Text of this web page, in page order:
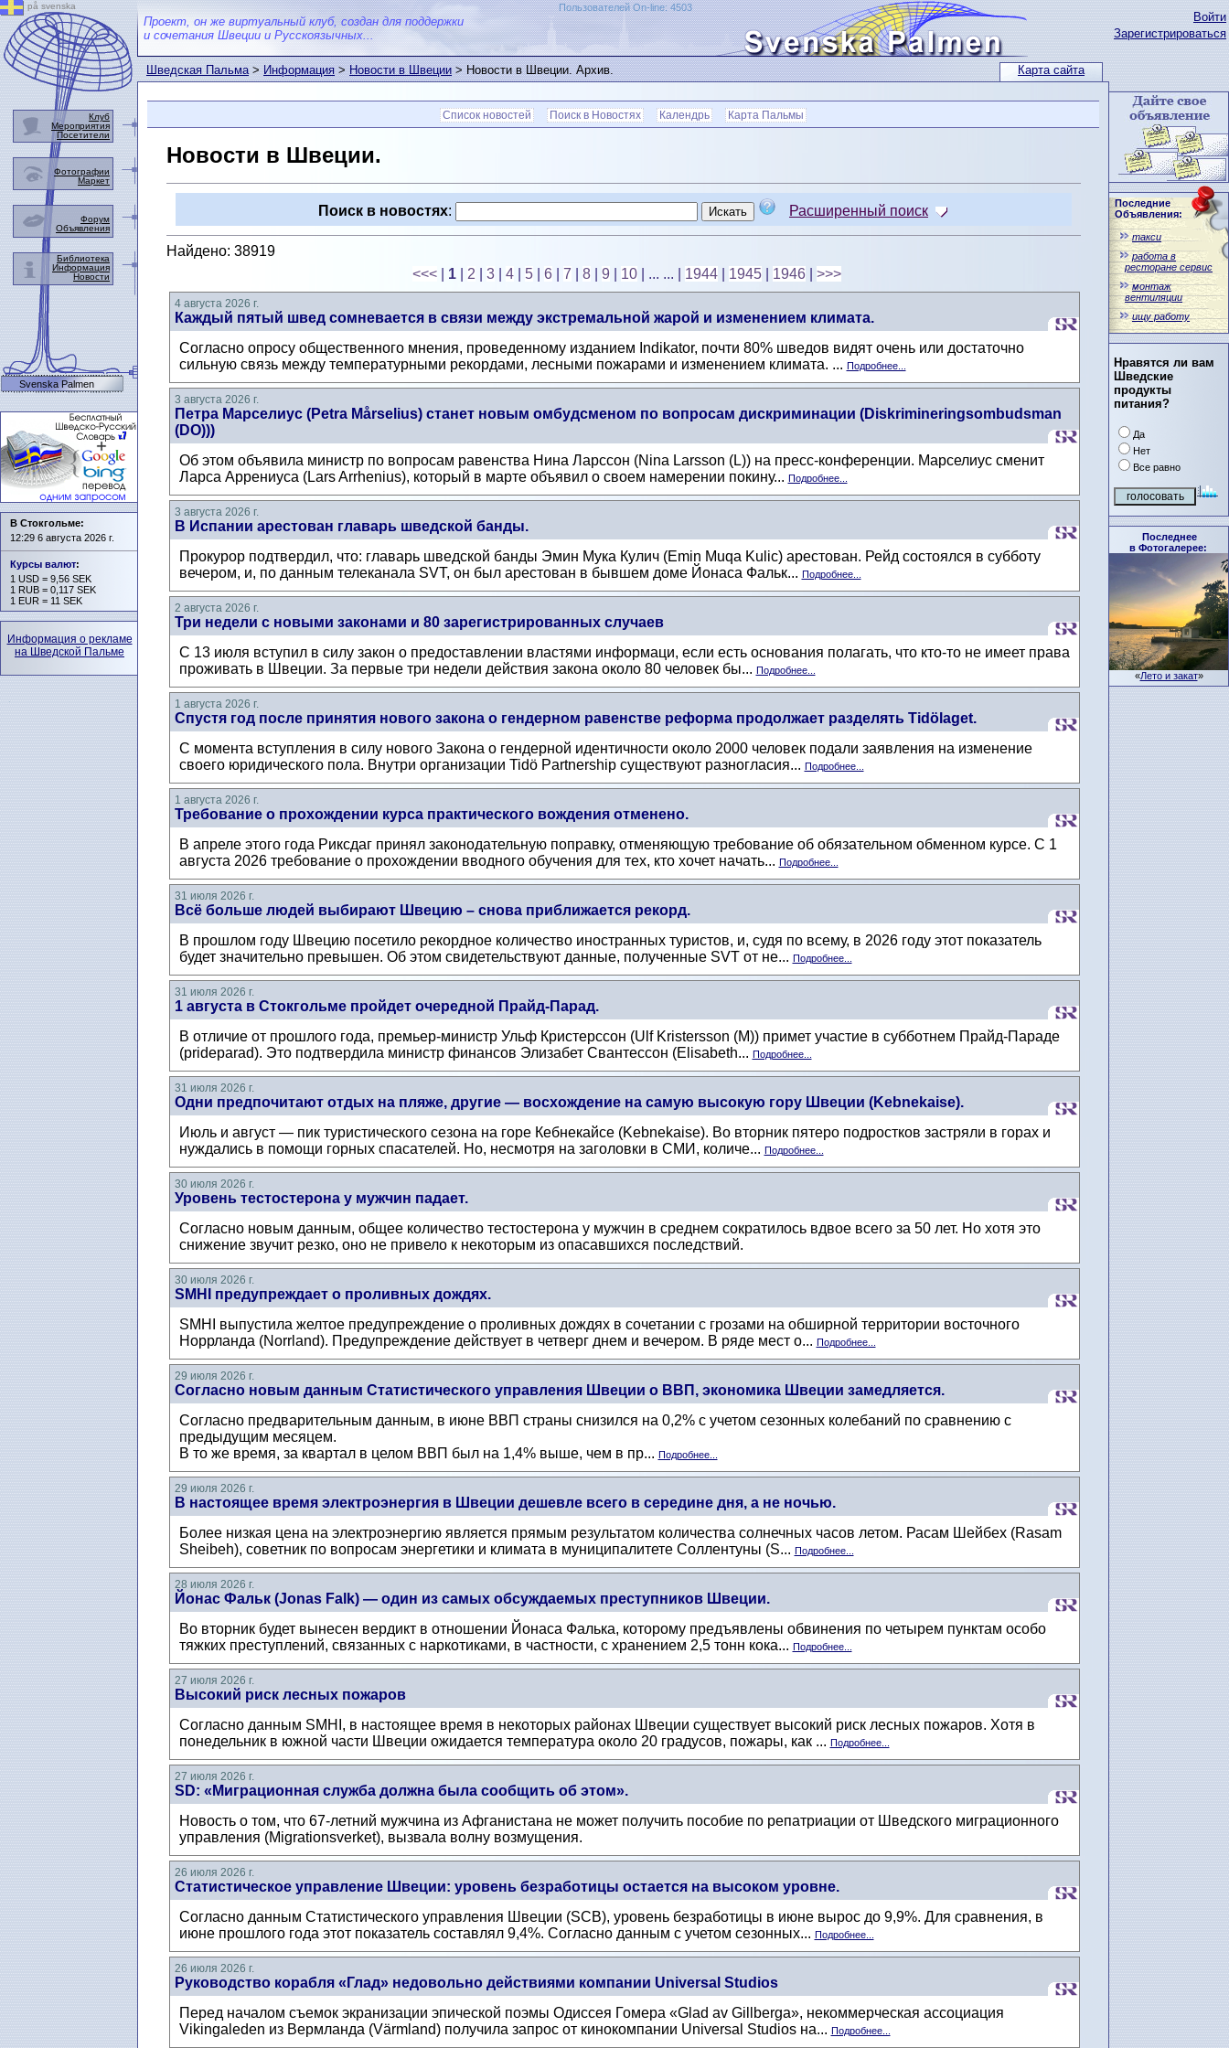
Карта сайта
Войти
Зарегистрироваться
Последние
Объявления:
такси
работа в
ресторане сервис
монтаж
вентиляции
ищу работу
Нравятся ли вам
Шведские
продукты
питания?
Да
Нет
Все равно
Последнее
в Фотогалерее:
«Лето и закат»
Проект, он же виртуальный клуб, создан для поддержки
и сочетания Швеции и Русскоязычных...
Пользователей On-line: 4503
Шведская Пальма>Информация>Новости в Швеции> Новости в Швеции. Архив.
Список новостей Поиск в Новостях Календрь Карта Пальмы
Новости в Швеции.
Поиск в новостях: Расширенный поиск
Найдено: 38919
<<<
1 2 3 4 5 6 7 8 9 10 | ... ... 1944 1945 1946 >>>
4 августа 2026 г.
Каждый пятый швед сомневается в связи между экстремальной жарой и изменением климата.
Согласно опросу общественного мнения, проведенному изданием Indikator, почти 80% шведов видят очень или достаточно
сильную связь между температурными рекордами, лесными пожарами и изменением климата. ... Подробнее...
3 августа 2026 г.
Петра Марселиус (Petra Mårselius) станет новым омбудсменом по вопросам дискриминации (Diskrimineringsombudsman
(DO)))
Об этом объявила министр по вопросам равенства Нина Ларссон (Nina Larsson (L)) на пресс-конференции. Марселиус сменит
Ларса Аррениуса (Lars Arrhenius), который в марте объявил о своем намерении покину... Подробнее...
3 августа 2026 г.
В Испании арестован главарь шведской банды.
Прокурор подтвердил, что: главарь шведской банды Эмин Мука Кулич (Emin Muqa Kulic) арестован. Рейд состоялся в субботу
вечером, и, по данным телеканала SVT, он был арестован в бывшем доме Йонаса Фальк... Подробнее...
2 августа 2026 г.
Три недели с новыми законами и 80 зарегистрированных случаев
С 13 июля вступил в силу закон о предоставлении властями информаци, если есть основания полагать, что кто-то не имеет права
проживать в Швеции. За первые три недели действия закона около 80 человек бы... Подробнее...
1 августа 2026 г.
Спустя год после принятия нового закона о гендерном равенстве реформа продолжает разделять Tidölaget.
С момента вступления в силу нового Закона о гендерной идентичности около 2000 человек подали заявления на изменение
своего юридического пола. Внутри организации Tidö Partnership существуют разногласия... Подробнее...
1 августа 2026 г.
Требование о прохождении курса практического вождения отменено.
В апреле этого года Риксдаг принял законодательную поправку, отменяющую требование об обязательном обменном курсе. С 1
августа 2026 требование о прохождении вводного обучения для тех, кто хочет начать... Подробнее...
31 июля 2026 г.
Всё больше людей выбирают Швецию – снова приближается рекорд.
В прошлом году Швецию посетило рекордное количество иностранных туристов, и, судя по всему, в 2026 году этот показатель
будет значительно превышен. Об этом свидетельствуют данные, полученные SVT от не... Подробнее...
31 июля 2026 г.
1 августа в Стокгольме пройдет очередной Прайд-Парад.
В отличие от прошлого года, премьер-министр Ульф Кристерссон (Ulf Kristersson (M)) примет участие в субботнем Прайд-Параде
(prideparad). Это подтвердила министр финансов Элизабет Свантессон (Elisabeth... Подробнее...
31 июля 2026 г.
Одни предпочитают отдых на пляже, другие — восхождение на самую высокую гору Швеции (Kebnekaise).
Июль и август — пик туристического сезона на горе Кебнекайсе (Kebnekaise). Во вторник пятеро подростков застряли в горах и
нуждались в помощи горных спасателей. Но, несмотря на заголовки в СМИ, количе... Подробнее...
30 июля 2026 г.
Уровень тестостерона у мужчин падает.
Согласно новым данным, общее количество тестостерона у мужчин в среднем сократилось вдвое всего за 50 лет. Но хотя это
снижение звучит резко, оно не привело к некоторым из опасавшихся последствий.
30 июля 2026 г.
SMHI предупреждает о проливных дождях.
SMHI выпустила желтое предупреждение о проливных дождях в сочетании с грозами на обширной территории восточного
Норрланда (Norrland). Предупреждение действует в четверг днем ​​и вечером. В ряде мест о... Подробнее...
29 июля 2026 г.
Согласно новым данным Статистического управления Швеции о ВВП, экономика Швеции замедляется.
Согласно предварительным данным, в июне ВВП страны снизился на 0,2% с учетом сезонных колебаний по сравнению с
предыдущим месяцем.
В то же время, за квартал в целом ВВП был на 1,4% выше, чем в пр... Подробнее...
29 июля 2026 г.
В настоящее время электроэнергия в Швеции дешевле всего в середине дня, а не ночью.
Более низкая цена на электроэнергию является прямым результатом количества солнечных часов летом. Расам Шейбех (Rasam
Sheibeh), советник по вопросам энергетики и климата в муниципалитете Соллентуны (S... Подробнее...
28 июля 2026 г.
Йонас Фальк (Jonas Falk) — один из самых обсуждаемых преступников Швеции.
Во вторник будет вынесен вердикт в отношении Йонаса Фалька, которому предъявлены обвинения по четырем пунктам особо
тяжких преступлений, связанных с наркотиками, в частности, с хранением 2,5 тонн кока... Подробнее...
27 июля 2026 г.
Высокий риск лесных пожаров
Согласно данным SMHI, в настоящее время в некоторых районах Швеции существует высокий риск лесных пожаров. Хотя в
понедельник в южной части Швеции ожидается температура около 20 градусов, пожары, как ... Подробнее...
27 июля 2026 г.
SD: «Миграционная служба должна была сообщить об этом».
Новость о том, что 67-летний мужчина из Афганистана не может получить пособие по репатриации от Шведского миграционного
управления (Migrationsverket), вызвала волну возмущения.
26 июля 2026 г.
Статистическое управление Швеции: уровень безработицы остается на высоком уровне.
Согласно данным Статистического управления Швеции (SCB), уровень безработицы в июне вырос до 9,9%. Для сравнения, в
июне прошлого года этот показатель составлял 9,4%. Согласно данным с учетом сезонных... Подробнее...
26 июля 2026 г.
Руководство корабля «Глад» недовольно действиями компании Universal Studios
Перед началом съемок экранизации эпической поэмы Одиссея Гомера «Glad av Gillberga», некоммерческая ассоциация
Vikingaleden из Вермланда (Värmland) получила запрос от кинокомпании Universal Studios на... Подробнее...
på svenska
Клуб
Мероприятия
Посетители
Фотографии
Маркет
Форум
Объявления
Библиотека
Информация
Новости
Svenska Palmen
В Стокгольме:
12:29 6 августа 2026 г.
Курсы валют:
1 USD = 9,56 SEK
1 RUB = 0,117 SEK
1 EUR = 11 SEK
Информация о рекламе
на Шведской Пальме